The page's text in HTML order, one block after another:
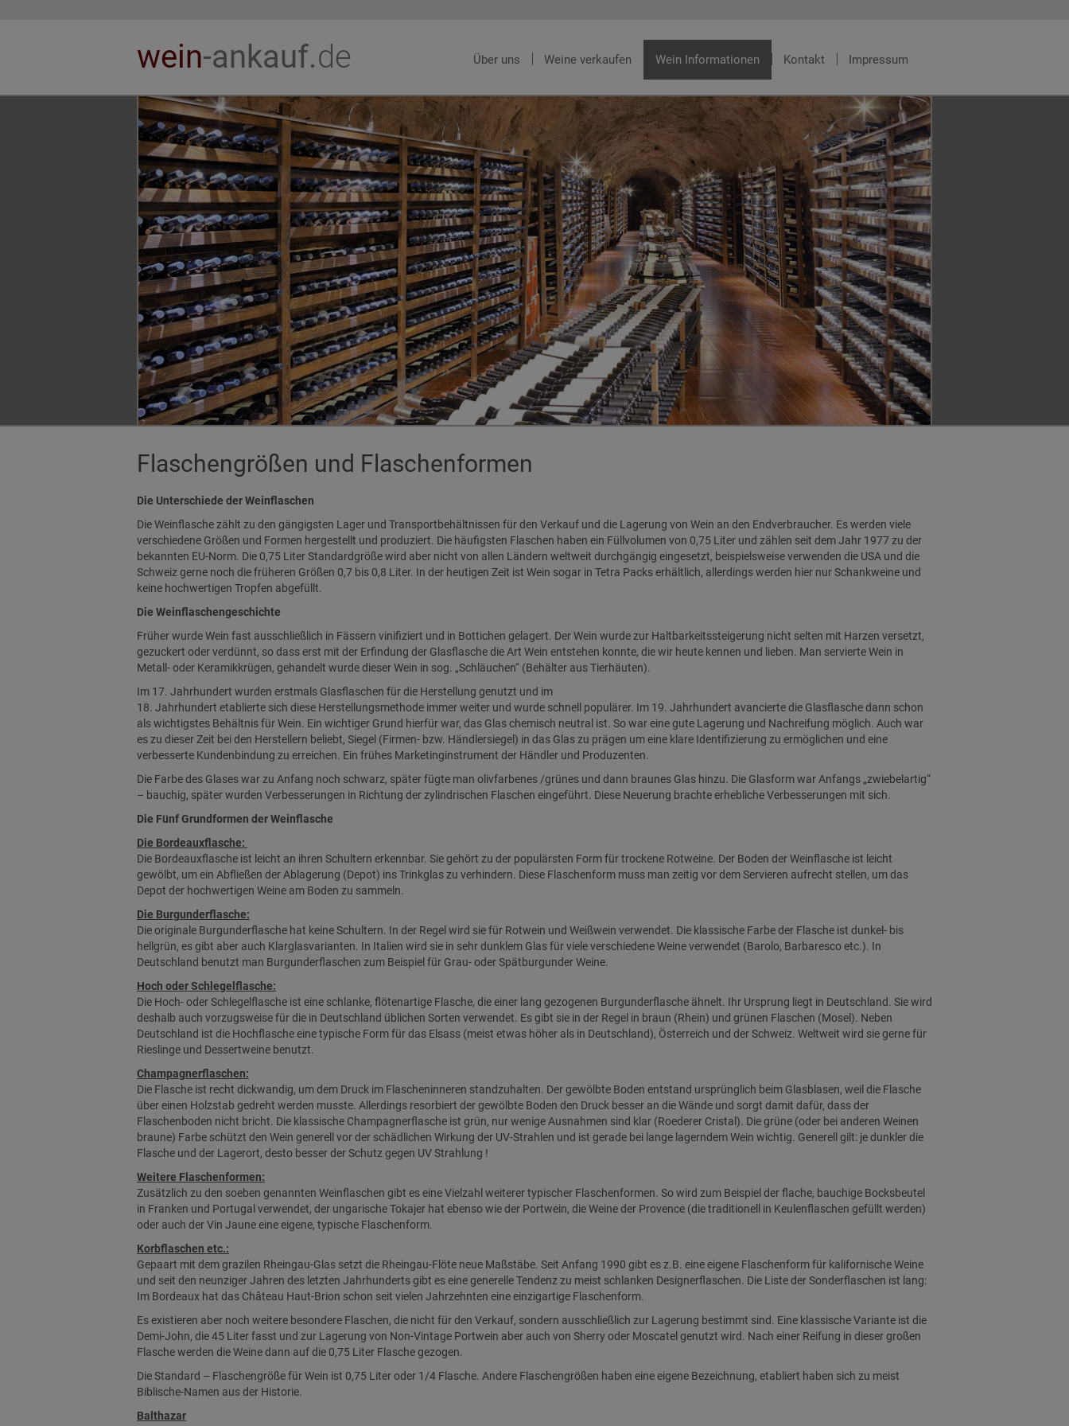
wein-ankauf.de Über uns Weine verkaufen Wein Informationen Kontakt Impressum
Flaschengrößen und Flaschenformen
Die Unterschiede der Weinflaschen
Die Weinflasche zählt zu den gängigsten Lager und Transportbehältnissen für den Verkauf und die Lagerung von Wein an den Endverbraucher. Es werden viele
verschiedene Größen und Formen hergestellt und produziert. Die häufigsten Flaschen haben ein Füllvolumen von 0,75 Liter und zählen seit dem Jahr 1977 zu der
bekannten EU-Norm. Die 0,75 Liter Standardgröße wird aber nicht von allen Ländern weltweit durchgängig eingesetzt, beispielsweise verwenden die USA und die
Schweiz gerne noch die früheren Größen 0,7 bis 0,8 Liter. In der heutigen Zeit ist Wein sogar in Tetra Packs erhältlich, allerdings werden hier nur Schankweine und
keine hochwertigen Tropfen abgefüllt.
Die Weinflaschengeschichte
Früher wurde Wein fast ausschließlich in Fässern vinifiziert und in Bottichen gelagert. Der Wein wurde zur Haltbarkeitssteigerung nicht selten mit Harzen versetzt,
gezuckert oder verdünnt, so dass erst mit der Erfindung der Glasflasche die Art Wein entstehen konnte, die wir heute kennen und lieben. Man servierte Wein in
Metall- oder Keramikkrügen, gehandelt wurde dieser Wein in sog. „Schläuchen“ (Behälter aus Tierhäuten).
Im 17. Jahrhundert wurden erstmals Glasflaschen für die Herstellung genutzt und im
18. Jahrhundert etablierte sich diese Herstellungsmethode immer weiter und wurde schnell populärer. Im 19. Jahrhundert avancierte die Glasflasche dann schon
als wichtigstes Behältnis für Wein. Ein wichtiger Grund hierfür war, das Glas chemisch neutral ist. So war eine gute Lagerung und Nachreifung möglich. Auch war
es zu dieser Zeit bei den Herstellern beliebt, Siegel (Firmen- bzw. Händlersiegel) in das Glas zu prägen um eine klare Identifizierung zu ermöglichen und eine
verbesserte Kundenbindung zu erreichen. Ein frühes Marketinginstrument der Händler und Produzenten.
Die Farbe des Glases war zu Anfang noch schwarz, später fügte man olivfarbenes /grünes und dann braunes Glas hinzu. Die Glasform war Anfangs „zwiebelartig“
– bauchig, später wurden Verbesserungen in Richtung der zylindrischen Flaschen eingeführt. Diese Neuerung brachte erhebliche Verbesserungen mit sich.
Die Fünf Grundformen der Weinflasche
Die Bordeauxflasche:
Die Bordeauxflasche ist leicht an ihren Schultern erkennbar. Sie gehört zu der populärsten Form für trockene Rotweine. Der Boden der Weinflasche ist leicht
gewölbt, um ein Abfließen der Ablagerung (Depot) ins Trinkglas zu verhindern. Diese Flaschenform muss man zeitig vor dem Servieren aufrecht stellen, um das
Depot der hochwertigen Weine am Boden zu sammeln.
Die Burgunderflasche:
Die originale Burgunderflasche hat keine Schultern. In der Regel wird sie für Rotwein und Weißwein verwendet. Die klassische Farbe der Flasche ist dunkel- bis
hellgrün, es gibt aber auch Klarglasvarianten. In Italien wird sie in sehr dunklem Glas für viele verschiedene Weine verwendet (Barolo, Barbaresco etc.). In
Deutschland benutzt man Burgunderflaschen zum Beispiel für Grau- oder Spätburgunder Weine.
Hoch oder Schlegelflasche:
Die Hoch- oder Schlegelflasche ist eine schlanke, flötenartige Flasche, die einer lang gezogenen Burgunderflasche ähnelt. Ihr Ursprung liegt in Deutschland. Sie wird
deshalb auch vorzugsweise für die in Deutschland üblichen Sorten verwendet. Es gibt sie in der Regel in braun (Rhein) und grünen Flaschen (Mosel). Neben
Deutschland ist die Hochflasche eine typische Form für das Elsass (meist etwas höher als in Deutschland), Österreich und der Schweiz. Weltweit wird sie gerne für
Rieslinge und Dessertweine benutzt.
Champagnerflaschen:
Die Flasche ist recht dickwandig, um dem Druck im Flascheninneren standzuhalten. Der gewölbte Boden entstand ursprünglich beim Glasblasen, weil die Flasche
über einen Holzstab gedreht werden musste. Allerdings resorbiert der gewölbte Boden den Druck besser an die Wände und sorgt damit dafür, dass der
Flaschenboden nicht bricht. Die klassische Champagnerflasche ist grün, nur wenige Ausnahmen sind klar (Roederer Cristal). Die grüne (oder bei anderen Weinen
braune) Farbe schützt den Wein generell vor der schädlichen Wirkung der UV-Strahlen und ist gerade bei lange lagerndem Wein wichtig. Generell gilt: je dunkler die
Flasche und der Lagerort, desto besser der Schutz gegen UV Strahlung !
Weitere Flaschenformen:
Zusätzlich zu den soeben genannten Weinflaschen gibt es eine Vielzahl weiterer typischer Flaschenformen. So wird zum Beispiel der flache, bauchige Bocksbeutel
in Franken und Portugal verwendet, der ungarische Tokajer hat ebenso wie der Portwein, die Weine der Provence (die traditionell in Keulenflaschen gefüllt werden)
oder auch der Vin Jaune eine eigene, typische Flaschenform.
Korbflaschen etc.:
Gepaart mit dem grazilen Rheingau-Glas setzt die Rheingau-Flöte neue Maßstäbe. Seit Anfang 1990 gibt es z.B. eine eigene Flaschenform für kalifornische Weine
und seit den neunziger Jahren des letzten Jahrhunderts gibt es eine generelle Tendenz zu meist schlanken Designerflaschen. Die Liste der Sonderflaschen ist lang:
Im Bordeaux hat das Château Haut-Brion schon seit vielen Jahrzehnten eine einzigartige Flaschenform.
Es existieren aber noch weitere besondere Flaschen, die nicht für den Verkauf, sondern ausschließlich zur Lagerung bestimmt sind. Eine klassische Variante ist die
Demi-John, die 45 Liter fasst und zur Lagerung von Non-Vintage Portwein aber auch von Sherry oder Moscatel genutzt wird. Nach einer Reifung in dieser großen
Flasche werden die Weine dann auf die 0,75 Liter Flasche gezogen.
Die Standard – Flaschengröße für Wein ist 0,75 Liter oder 1/4 Flasche. Andere Flaschengrößen haben eine eigene Bezeichnung, etabliert haben sich zu meist
Biblische-Namen aus der Historie.
Balthazar